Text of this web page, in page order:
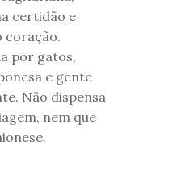
certidão e
coração.
por gatos,
e gente
Não dispensa
nem que